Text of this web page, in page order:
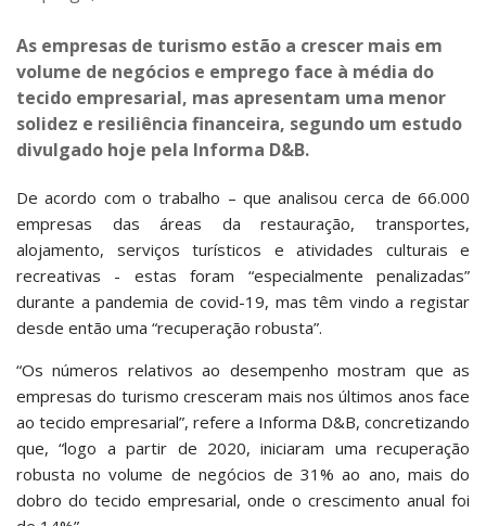
As empresas de turismo estão a crescer mais em
volume de negócios e emprego face à média do
tecido empresarial, mas apresentam uma menor
solidez e resiliência financeira, segundo um estudo
divulgado hoje pela Informa D&B.
De acordo com o trabalho – que analisou cerca de 66.000
empresas das áreas da restauração, transportes,
alojamento, serviços turísticos e atividades culturais e
recreativas - estas foram “especialmente penalizadas”
durante a pandemia de covid-19, mas têm vindo a registar
desde então uma “recuperação robusta”.
“Os números relativos ao desempenho mostram que as
empresas do turismo cresceram mais nos últimos anos face
ao tecido empresarial”, refere a Informa D&B, concretizando
que, “logo a partir de 2020, iniciaram uma recuperação
robusta no volume de negócios de 31% ao ano, mais do
dobro do tecido empresarial, onde o crescimento anual foi